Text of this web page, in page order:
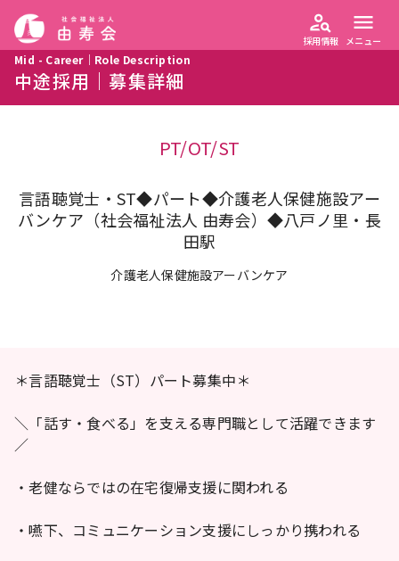
person_search
採用情報
menu
メニュー
Mid - Career｜Role Description
中途採用｜募集詳細
PT/OT/ST
言語聴覚士・ST◆パート◆介護老人保健施設アー
バンケア（社会福祉法人 由寿会）◆八戸ノ里・長
田駅
介護老人保健施設アーバンケア
＊言語聴覚士（ST）パート募集中＊
＼「話す・食べる」を支える専門職として活躍できます
／
・老健ならではの在宅復帰支援に関われる
・嚥下、コミュニケーション支援にしっかり携われる